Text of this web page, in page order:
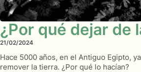
¿Por qué dejar de
21/02/2024
Hace 5000 años, en el Antiguo Egipto,
remover la tierra. ¿Por qué lo hacían?